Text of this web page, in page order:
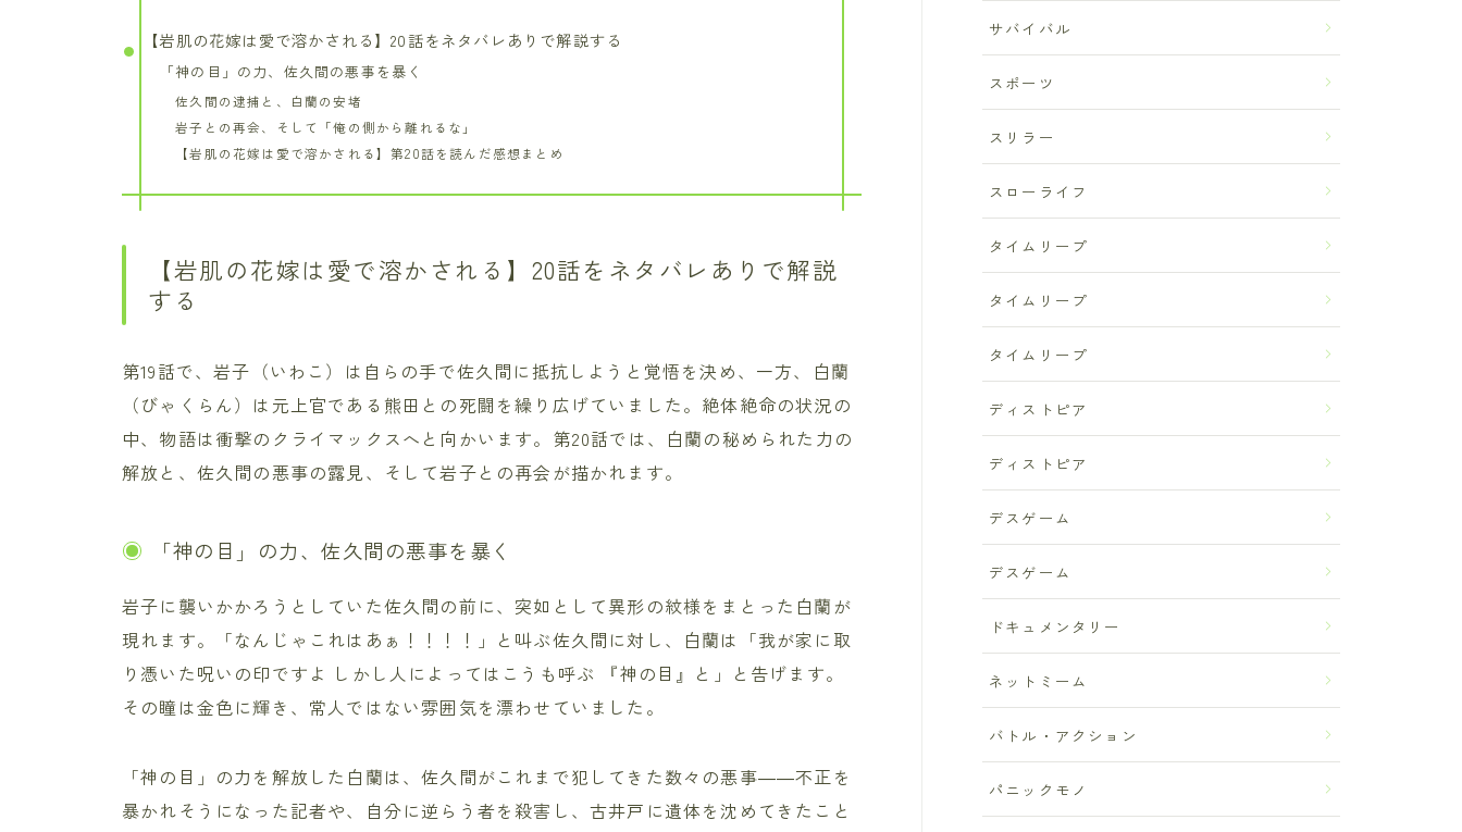
【岩肌の花嫁は愛で溶かされる】20話をネタバレありで解説する
「神の目」の力、佐久間の悪事を暴く
佐久間の逮捕と、白蘭の安堵
岩子との再会、そして「俺の側から離れるな」
【岩肌の花嫁は愛で溶かされる】第20話を読んだ感想まとめ
【岩肌の花嫁は愛で溶かされる】20話をネタバレありで解説
する
第19話で、岩子（いわこ）は自らの手で佐久間に抵抗しようと覚悟を決め、一方、白蘭
（びゃくらん）は元上官である熊田との死闘を繰り広げていました。絶体絶命の状況の
中、物語は衝撃のクライマックスへと向かいます。第20話では、白蘭の秘められた力の
解放と、佐久間の悪事の露見、そして岩子との再会が描かれます。
「神の目」の力、佐久間の悪事を暴く
岩子に襲いかかろうとしていた佐久間の前に、突如として異形の紋様をまとった白蘭が
現れます。「なんじゃこれはあぁ！！！！」と叫ぶ佐久間に対し、白蘭は「我が家に取
り憑いた呪いの印ですよ しかし人によってはこうも呼ぶ 『神の目』と」と告げます。
その瞳は金色に輝き、常人ではない雰囲気を漂わせていました。
「神の目」の力を解放した白蘭は、佐久間がこれまで犯してきた数々の悪事――不正を
暴かれそうになった記者や、自分に逆らう者を殺害し、古井戸に遺体を沈めてきたこと
サバイバル
スポーツ
スリラー
スローライフ
タイムリープ
タイムリープ
タイムリープ
ディストピア
ディストピア
デスゲーム
デスゲーム
ドキュメンタリー
ネットミーム
バトル・アクション
パニックモノ